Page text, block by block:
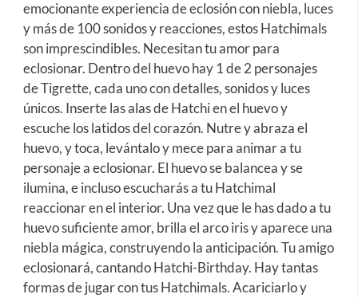
emocionante experiencia de eclosión con niebla, luces
y más de 100 sonidos y reacciones, estos Hatchimals
son imprescindibles. Necesitan tu amor para
eclosionar. Dentro del huevo hay 1 de 2 personajes
de Tigrette, cada uno con detalles, sonidos y luces
únicos. Inserte las alas de Hatchi en el huevo y
escuche los latidos del corazón. Nutre y abraza el
huevo, y toca, levántalo y mece para animar a tu
personaje a eclosionar. El huevo se balancea y se
ilumina, e incluso escucharás a tu Hatchimal
reaccionar en el interior. Una vez que le has dado a tu
huevo suficiente amor, brilla el arco iris y aparece una
niebla mágica, construyendo la anticipación. Tu amigo
eclosionará, cantando Hatchi-Birthday. Hay tantas
formas de jugar con tus Hatchimals. Acariciarlo y